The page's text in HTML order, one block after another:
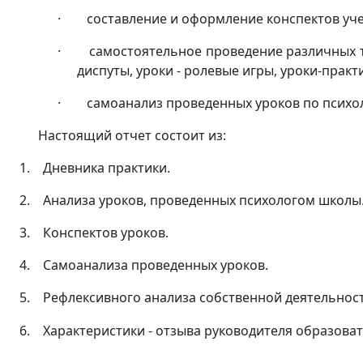
·
составление и оформление конспектов
·
самостоятельное проведение различных
диспуты, уроки - ролевые игры, уроки-
·
самоанализ проведенных уроков по
Настоящий отчет состоит из:
1.
Дневника практики.
2.
Анализа уроков, проведенных психологом
3.
Конспектов уроков.
4.
Самоанализа проведенных уроков.
5.
Рефлексивного анализа собственной
6.
Характеристики - отзыва руководителя